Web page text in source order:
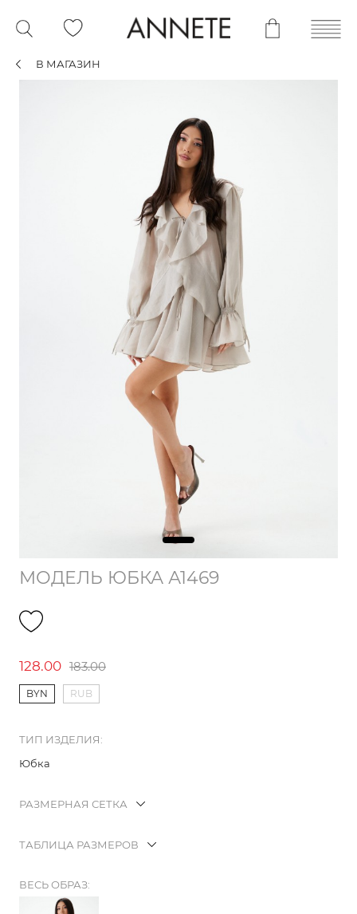
В МАГАЗИН
МОДЕЛЬ ЮБКА А1469
128.00 183.00
BYN RUB
ТИП ИЗДЕЛИЯ:
Юбка
РАЗМЕРНАЯ СЕТКА
ТАБЛИЦА РАЗМЕРОВ
ВЕСЬ ОБРАЗ: